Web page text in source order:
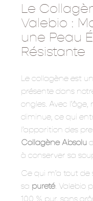
Le
Valebio :
une Peau
Résistante
Le collagène est
présente dans
ongles. Avec
diminue, ce qui
l’apparition des
Collagène Absolu
à conserver sa
Ce qui m’a tout de
sa pureté. Valebio
100 % pur, sans